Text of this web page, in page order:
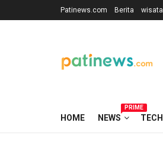
Patinews.com Berita wisata
HOME NEWS
PRIME
TECH